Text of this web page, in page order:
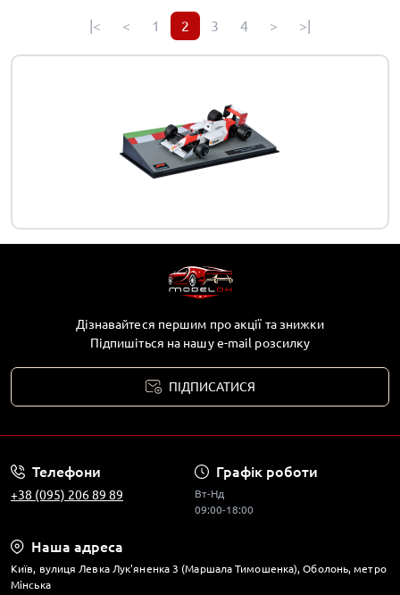
|< < 1 2 3 4 > >|
Дізнавайтеся першим про акції та знижки
Підпишіться на нашу e-mail розсилку
ПІДПИСАТИСЯ
Телефони
+38 (095) 206 89 89
Графік роботи
Вт-Нд
09:00-18:00
Наша адреса
Київ, вулиця Левка Лук'яненка 3 (Маршала Тимошенка), Оболонь, метро
Мінська